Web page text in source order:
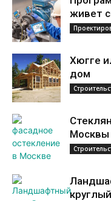
живет
Хюгге
дом
Москвы